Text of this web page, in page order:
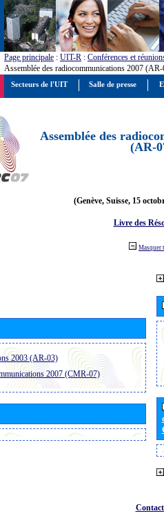
Page principale : UIT-R : Conférences et
Assemblée des radiocommunications 2007
Assemblée des
(AR-
(Genève, Suisse, 15
Livre des
Masquer
2003 (AR-03)
2007 (CMR-07)
Secteurs de l'UIT Salle de presse